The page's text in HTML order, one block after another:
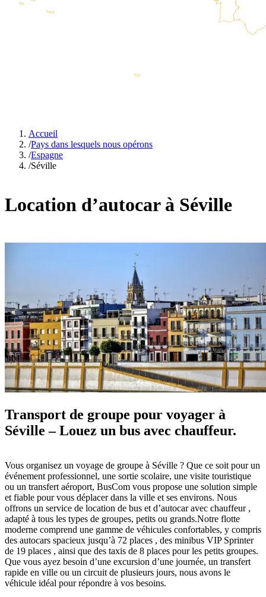
Accueil
/Pays dans lesquels nous opérons
/Espagne
/Séville
Location d’autocar à Séville
Transport de groupe pour voyager à
Séville – Louez un bus avec chauffeur.
Vous organisez un voyage de groupe à Séville ? Que ce soit pour un
événement professionnel, une sortie scolaire, une visite touristique
ou un transfert aéroport, BusCom vous propose une solution simple
et fiable pour vous déplacer dans la ville et ses environs. Nous
offrons un service de location de bus et d’autocar avec chauffeur ,
adapté à tous les types de groupes, petits ou grands.Notre flotte
moderne comprend une gamme de véhicules confortables, y compris
des autocars spacieux jusqu’à 72 places , des minibus VIP Sprinter
de 19 places , ainsi que des taxis de 8 places pour les petits groupes.
Que vous ayez besoin d’une excursion d’une journée, un transfert
rapide en ville ou un circuit de plusieurs jours, nous avons le
véhicule idéal pour répondre à vos besoins.